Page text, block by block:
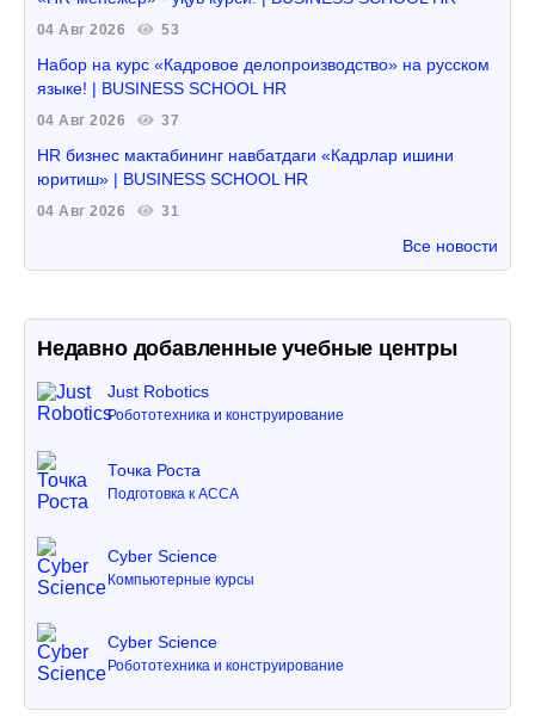
04 Авг 2026 53
Набор на курс «Кадровое делопроизводство» на русском
языке! | BUSINESS SCHOOL HR
04 Авг 2026 37
HR бизнес мактабининг навбатдаги «Кадрлар ишини
юритиш» | BUSINESS SCHOOL HR
04 Авг 2026 31
Все новости
Недавно добавленные учебные центры
Just Robotics
Робототехника и конструирование
Точка Роста
Подготовка к ACCA
Cyber Science
Компьютерные курсы
Cyber Science
Робототехника и конструирование